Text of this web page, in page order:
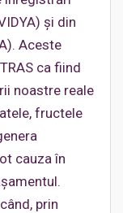
şi din
Aceste
ca fiind
noastre reale
fructele
cauza în
prin